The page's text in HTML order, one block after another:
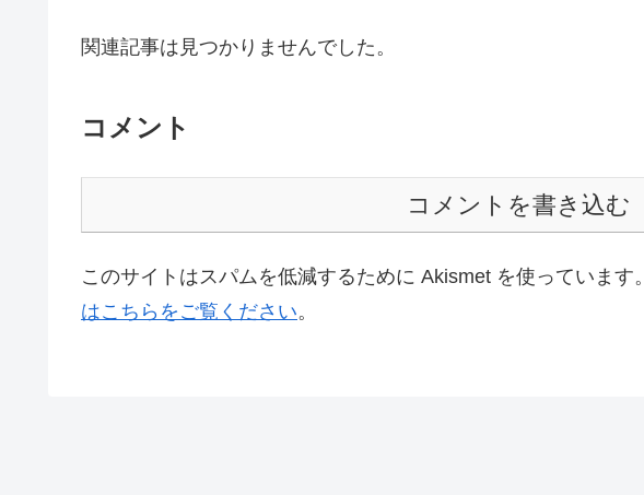
関連記事は見つかりませんでした。
コメント
コメントを書き込む
このサイトはスパムを低減するために Akismet を使っています。
はこちらをご覧ください。